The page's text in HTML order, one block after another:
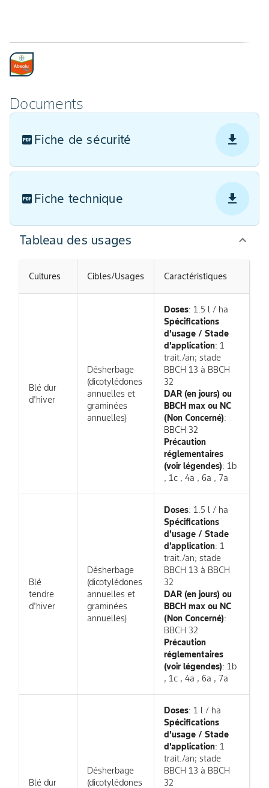
Documents
Fiche de sécurité
Fiche technique
Tableau des usages
Cultures Cibles/Usages Caractéristiques
Blé dur
d'hiver
Désherbage
(dicotylédones
annuelles et
graminées
annuelles)
Doses: 1.5 l / ha
Spécifications
d'usage / Stade
d'application: 1
trait./an; stade
BBCH 13 à BBCH
32
DAR (en jours) ou
BBCH max ou NC
(Non Concerné):
BBCH 32
Précaution
réglementaires
(voir légendes): 1b
, 1c , 4a , 6a , 7a
Blé
tendre
d'hiver
Désherbage
(dicotylédones
annuelles et
graminées
annuelles)
Doses: 1.5 l / ha
Spécifications
d'usage / Stade
d'application: 1
trait./an; stade
BBCH 13 à BBCH
32
DAR (en jours) ou
BBCH max ou NC
(Non Concerné):
BBCH 32
Précaution
réglementaires
(voir légendes): 1b
, 1c , 4a , 6a , 7a
Blé dur
Désherbage
(dicotylédones
Doses: 1 l / ha
Spécifications
d'usage / Stade
d'application: 1
trait./an; stade
BBCH 13 à BBCH
32